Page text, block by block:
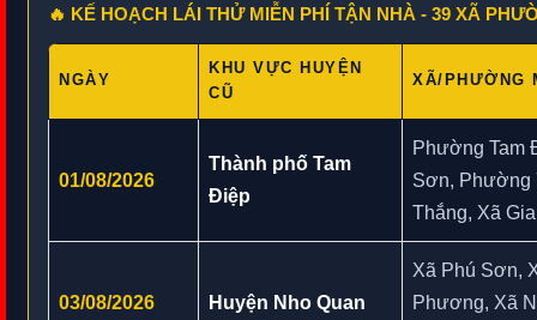
🔥 KẾ HOẠCH LÁI THỬ MIỄN PHÍ TẬN NHÀ - 39 XÃ
NGÀY
KHU VỰC HUYỆN
CŨ
XÃ/PHƯỜNG
01/08/2026
Thành phố Tam
Điệp
Phường Tam
Sơn, Phường
Thắng, Xã
03/08/2026 Huyện Nho Quan
Xã Phú Sơn,
Phương, Xã